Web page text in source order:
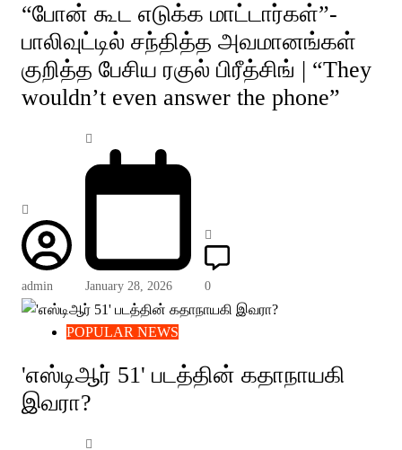
“போன் கூட எடுக்க மாட்டார்கள்”-
பாலிவுட்டில் சந்தித்த அவமானங்கள்
குறித்த பேசிய ரகுல் பிரீத்சிங் | “They
wouldn’t even answer the phone”
admin January 28, 2026 0
POPULAR NEWS
'எஸ்டிஆர் 51' படத்தின் கதாநாயகி
இவரா?